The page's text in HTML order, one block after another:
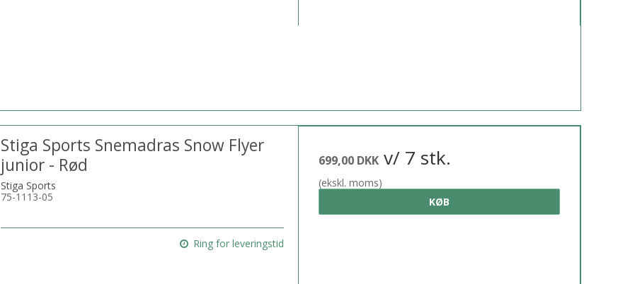
Stiga Sports Snemadras Snow Flyer
junior - Rød
Stiga Sports
75-1113-05
Ring for leveringstid
699,00 DKKv/ 7 stk.
(ekskl. moms)
KØB